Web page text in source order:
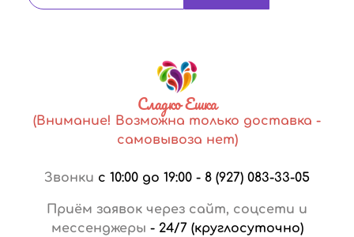
Сладко Ешка
(Внимание! Возможна только доставка -
самовывоза нет)
Звонки с 10:00 до 19:00 - 8 (927) 083-33-05
Приём заявок через сайт, соцсети и
мессенджеры - 24/7 (круглосуточно)